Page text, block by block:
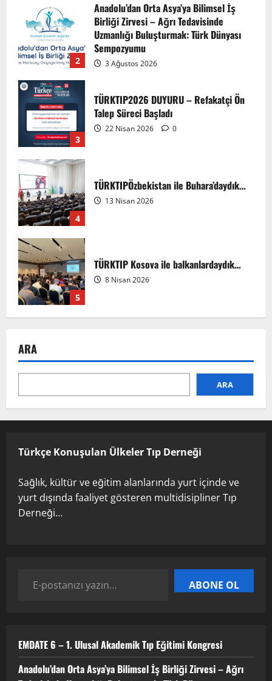
2
Anadolu’dan Orta Asya’ya Bilimsel İş
Birliği Zirvesi – Ağrı Tedavisinde
Uzmanlığı Buluşturmak: Türk Dünyası
Sempozyumu
3 Ağustos 2026
3
TÜRKTIP2026 DUYURU – Refakatçi Ön
Talep Süreci Başladı
22 Nisan 2026 0
4
TÜRKTIPÖzbekistan ile Buhara’daydık…
13 Nisan 2026
5
TÜRKTIP Kosova ile balkanlardaydık…
8 Nisan 2026
1
7 Ağustos 2026
2
Sempozyumu
3 Ağustos 2026
TÜRKTIP2026 DUYURU – Refakatçi Ön
Talep Süreci Başladı
TÜRKTIPÖzbekistan ile Buhara’daydık…
TÜRKTIP Kosova ile balkanlardaydık…
8 Nisan 2026
ARA
ARA
Türkçe Konuşulan Ülkeler Tıp Derneği
Sağlık, kültür ve eğitim alanlarında yurt içinde ve
yurt dışında faaliyet gösteren multidisipliner Tıp
Derneği…
ABONE OL
EMDATE 6 – 1. Ulusal Akademik Tıp Eğitimi Kongresi
Anadolu’dan Orta Asya’ya Bilimsel İş Birliği Zirvesi – Ağrı